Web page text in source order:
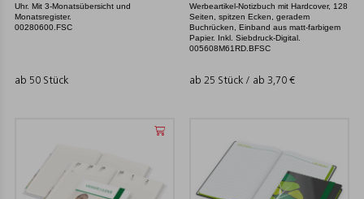
Uhr. Mit 3-Monatsübersicht und
Monatsregister.
00280600.FSC
ab 50 Stück
Werbeartikel-Notizbuch mit Hardcover, 128
Seiten, spitzen Ecken, geradem
Buchrücken, Einband aus matt-farbigem
Papier. Inkl. Siebdruck-Digital.
005608M61RD.BFSC
ab 25 Stück / ab 3,70 €